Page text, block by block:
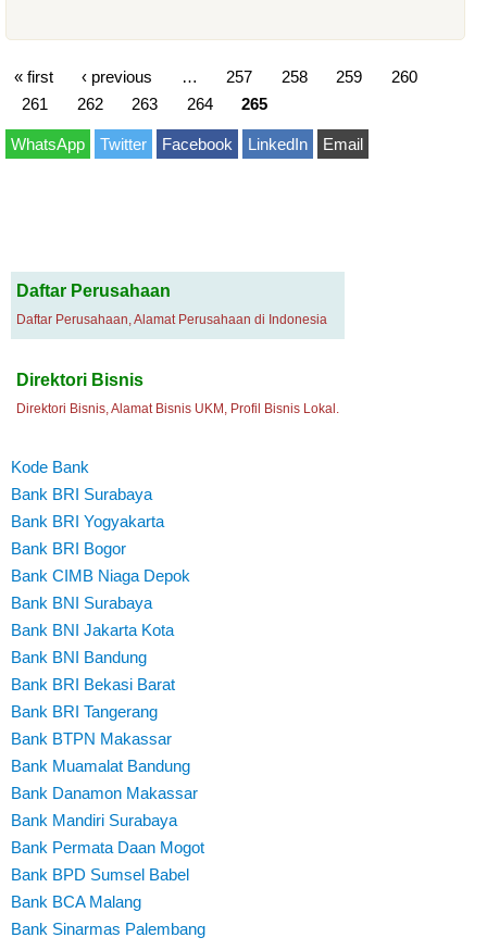
« first ‹ previous 257 258 259
260
261
262 263 264 265
WhatsApp Twitter Facebook LinkedIn Email
Daftar Perusahaan
Daftar Perusahaan, Alamat Perusahaan di Indonesia
Direktori Bisnis
Direktori Bisnis, Alamat Bisnis UKM, Profil Bisnis Lokal.
Kode Bank
Bank BRI Surabaya
Bank BRI Yogyakarta
Bank BRI Bogor
Bank CIMB Niaga Depok
Bank BNI Surabaya
Bank BNI Jakarta Kota
Bank BNI Bandung
Bank BRI Bekasi Barat
Bank BRI Tangerang
Bank BTPN Makassar
Bank Muamalat Bandung
Bank Danamon Makassar
Bank Mandiri Surabaya
Bank Permata Daan Mogot
Bank BPD Sumsel Babel
Bank BCA Malang
Bank Sinarmas Palembang